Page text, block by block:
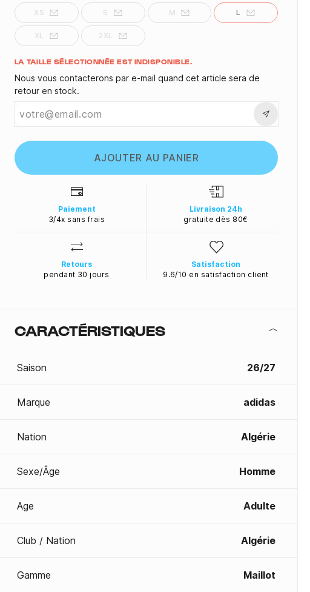
XS S M L
XL 2XL
Quantité
LA TAILLE SÉLECTIONNÉE EST INDISPONIBLE.
Nous vous contacterons par e-mail quand cet article sera de
retour en stock.
AJOUTER AU PANIER
Paiement
3/4x sans frais
Livraison 24h
gratuite dès 80€
Retours
pendant 30 jours
Satisfaction
9.6/10 en satisfaction client
CARACTÉRISTIQUES
Saison 26/27
Marque adidas
Nation Algérie
Sexe/Âge Homme
Age Adulte
Club / Nation Algérie
Gamme Maillot